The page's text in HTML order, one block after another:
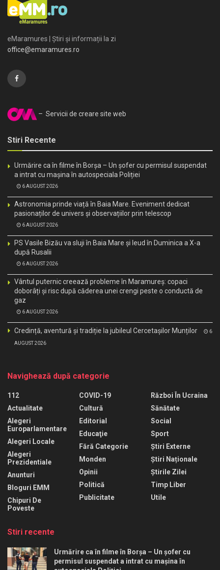
eMaramures | Știri și informații la zi
office@emaramures.ro
– Servicii de creare site web
Stiri Recente
Urmărire ca în filme în Borșa – Un șofer cu permisul suspendat
a intrat cu mașina în autospeciala Poliției
6 AUGUST 2026
Astronomia prinde viață în Baia Mare. Eveniment dedicat
pasionaților de univers și observațiilor prin telescop
6 AUGUST 2026
PS Vasile Bizău va sluji în Baia Mare și Ieud în Duminica a X-a
după Rusalii
6 AUGUST 2026
Vântul puternic creează probleme în Maramureș: copaci
doborâți și risc după căderea unei crengi peste o conductă de
gaz
6 AUGUST 2026
Credință, aventură și tradiție la jubileul Cercetașilor Munților 6
AUGUST 2026
Navighează după categorie
112
Actualitate
Alegeri
Europarlamentare
Alegeri Locale
Alegeri
Prezidentiale
Anunturi
Bloguri EMM
Chipuri De
Poveste
COVID-19
Cultură
Editorial
Educaţie
Fără Categorie
Monden
Opinii
Politică
Publicitate
Război În Ucraina
Sănătate
Social
Sport
Știri Externe
Știri Naționale
Știrile Zilei
Timp Liber
Utile
Stiri recente
Urmărire ca în filme în Borșa – Un șofer cu
permisul suspendat a intrat cu mașina în